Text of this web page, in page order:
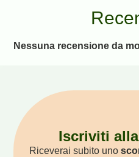
Nessuna recensione da
Iscriviti
Riceverai subito uno